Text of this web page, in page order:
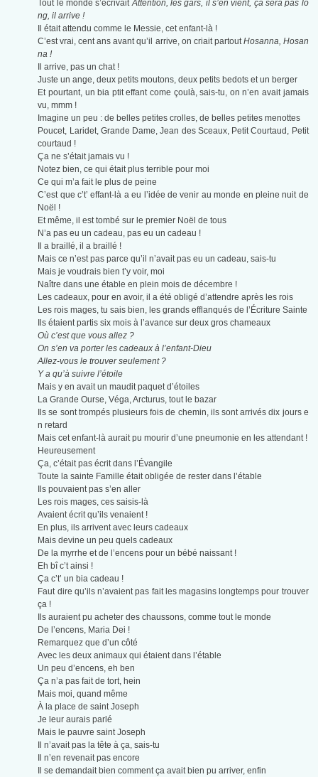
Tout le monde s’écrivaitAttention, les gars, il s’en vient, ça sera pas lo
ng, il arrive !
Il était attendu comme le Messie, cet enfant-là !
C’est vrai, cent ans avant qu’il arrive, on criait partoutHosanna, Hosan
na !
Il arrive, pas un chat !
Juste un ange, deux petits moutons, deux petits bedots et un berger
Et pourtant, un bia ptit effant come çoulà, sais-tu, on n’en avait jamais
vu, mmm !
Imagine un peu : de belles petites crolles, de belles petites menottes
Poucet, Laridet, Grande Dame, Jean des Sceaux, Petit Courtaud, Petit
courtaud !
Ça ne s’était jamais vu !
Notez bien, ce qui était plus terrible pour moi
Ce qui m’a fait le plus de peine
C’est que c’t’ effant-là a eu l’idée de venir au monde en pleine nuit de
Noël !
Et même, il est tombé sur le premier Noël de tous
N’a pas eu un cadeau, pas eu un cadeau !
Il a braillé, il a braillé !
Mais ce n’est pas parce qu’il n’avait pas eu un cadeau, sais-tu
Mais je voudrais bien t’y voir, moi
Naître dans une étable en plein mois de décembre !
Les cadeaux, pour en avoir, il a été obligé d’attendre après les rois
Les rois mages, tu sais bien, les grands efflanqués de l’Écriture Sainte
Ils étaient partis six mois à l’avance sur deux gros chameaux
Où c’est que vous allez ?
On s’en va porter les cadeaux à l’enfant-Dieu
Allez-vous le trouver seulement ?
Y a qu’à suivre l’étoile
Mais y en avait un maudit paquet d’étoiles
La Grande Ourse, Véga, Arcturus, tout le bazar
Ils se sont trompés plusieurs fois de chemin, ils sont arrivés dix jours e
n retard
Mais cet enfant-là aurait pu mourir d’une pneumonie en les attendant !
Heureusement
Ça, c’était pas écrit dans l’Évangile
Toute la sainte Famille était obligée de rester dans l’étable
Ils pouvaient pas s’en aller
Les rois mages, ces saisis-là
Avaient écrit qu’ils venaient !
En plus, ils arrivent avec leurs cadeaux
Mais devine un peu quels cadeaux
De la myrrhe et de l’encens pour un bébé naissant !
Eh bî c’t ainsi !
Ça c’t’ un bia cadeau !
Faut dire qu’ils n’avaient pas fait les magasins longtemps pour trouver
ça !
Ils auraient pu acheter des chaussons, comme tout le monde
De l’encens, Maria Dei !
Remarquez que d’un côté
Avec les deux animaux qui étaient dans l’étable
Un peu d’encens, eh ben
Ça n’a pas fait de tort, hein
Mais moi, quand même
À la place de saint Joseph
Je leur aurais parlé
Mais le pauvre saint Joseph
Il n’avait pas la tête à ça, sais-tu
Il n’en revenait pas encore
Il se demandait bien comment ça avait bien pu arriver, enfin